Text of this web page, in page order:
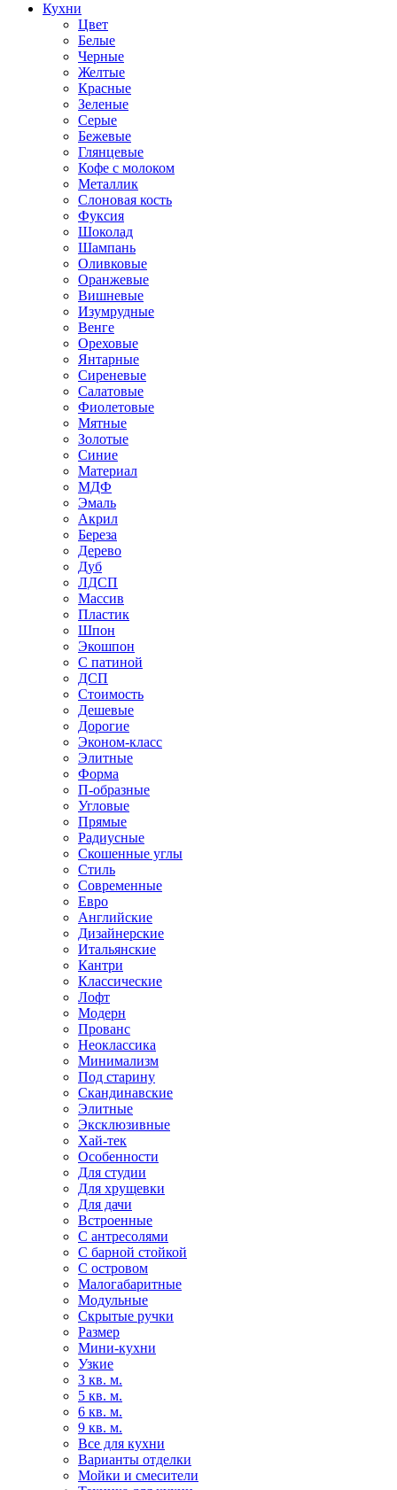
Кухни
Цвет
Белые
Черные
Желтые
Красные
Зеленые
Серые
Бежевые
Глянцевые
Кофе с молоком
Металлик
Слоновая кость
Фуксия
Шоколад
Шампань
Оливковые
Оранжевые
Вишневые
Изумрудные
Венге
Ореховые
Янтарные
Сиреневые
Салатовые
Фиолетовые
Мятные
Золотые
Синие
Материал
МДФ
Эмаль
Акрил
Береза
Дерево
Дуб
ЛДСП
Массив
Пластик
Шпон
Экошпон
С патиной
ДСП
Стоимость
Дешевые
Дорогие
Эконом-класс
Элитные
Форма
П-образные
Угловые
Прямые
Радиусные
Скошенные углы
Стиль
Современные
Евро
Английские
Дизайнерские
Итальянские
Кантри
Классические
Лофт
Модерн
Прованс
Неоклассика
Минимализм
Под старину
Скандинавские
Элитные
Эксклюзивные
Хай-тек
Особенности
Для студии
Для хрущевки
Для дачи
Встроенные
С антресолями
С барной стойкой
С островом
Малогабаритные
Модульные
Скрытые ручки
Размер
Мини-кухни
Узкие
3 кв. м.
5 кв. м.
6 кв. м.
9 кв. м.
Все для кухни
Варианты отделки
Мойки и смесители